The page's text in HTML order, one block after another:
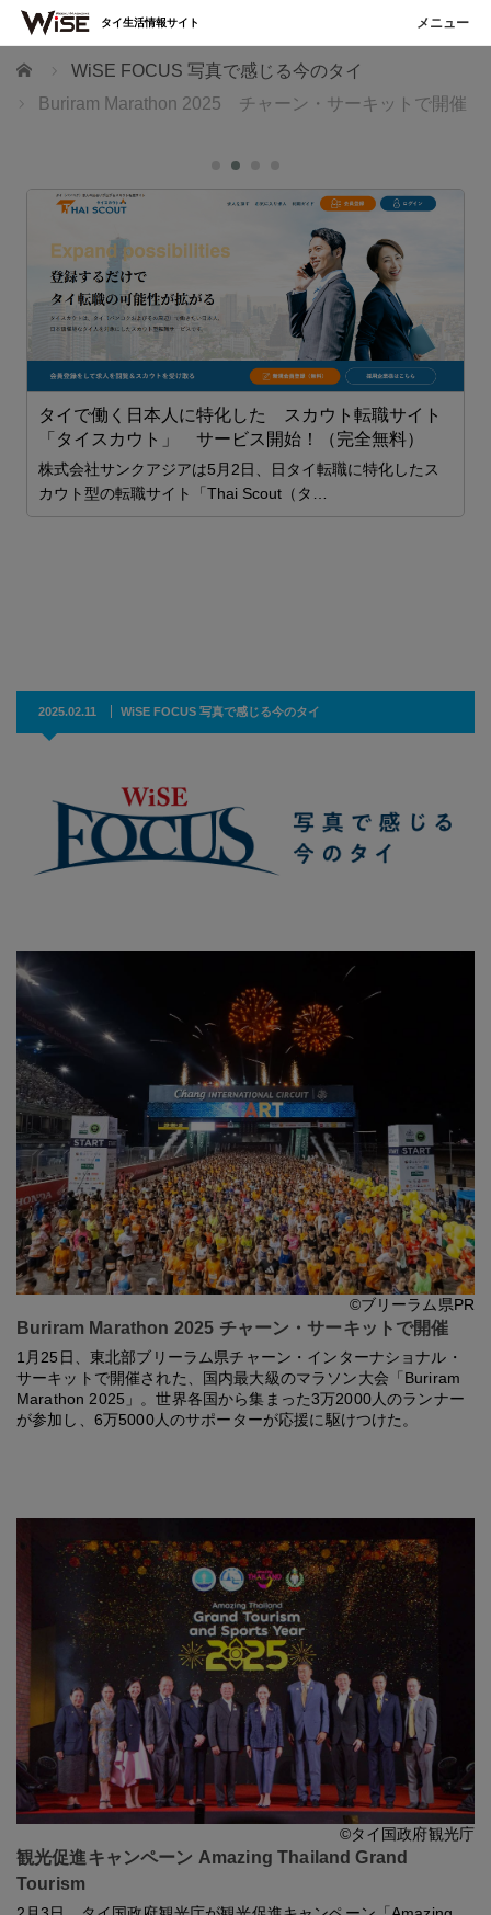
ホーム
WiSE FOCUS 写真で感じる今のタイ
Buriram Marathon 2025 チャーン・サーキットで開催
タイで働く日本人に特化した スカウト転職サイト
「タイスカウト」 サービス開始！（完全無料）
株式会社サンクアジアは5月2日、日タイ転職に特化したス
カウト型の転職サイト「Thai Scout（タ…
2025.02.11 WiSE FOCUS 写真で感じる今のタイ
©ブリーラム県PR
Buriram Marathon 2025 チャーン・サーキットで開催
1月25日、東北部ブリーラム県チャーン・インターナショナル・
サーキットで開催された、国内最大級のマラソン大会「Buriram
Marathon 2025」。世界各国から集まった3万2000人のランナー
が参加し、6万5000人のサポーターが応援に駆けつけた。
©タイ国政府観光庁
観光促進キャンペーン Amazing Thailand Grand
Tourism
タイ生活情報サイト